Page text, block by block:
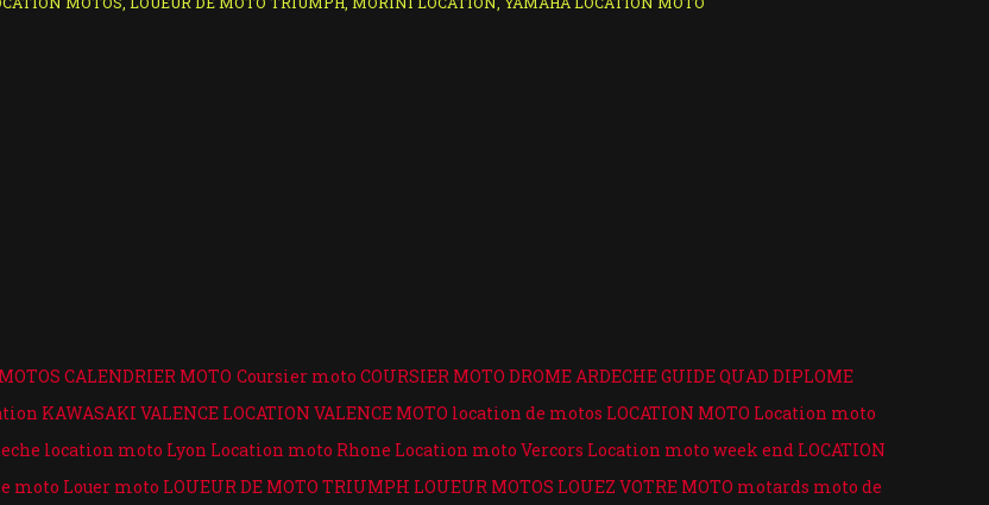
CALENDRIER MOTO Coursier moto COURSIER MOTO DROME ARDECHEGUIDE QUAD DIPLOME
KAWASAKI VALENCE LOCATION VALENCE MOTO location de motos LOCATION MOTO Location moto
location moto Lyon Location moto Rhone Location moto Vercors Location moto week end LOCATION
moto Louer moto LOUEUR DE MOTO TRIUMPH LOUEUR MOTOS LOUEZ VOTRE MOTO motards moto de